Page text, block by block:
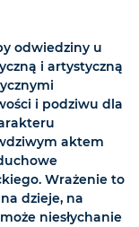
odwiedziny u
i artystyczną
i podziwu dla
aktem
Wrażenie to
dzieje, na
niesłychanie